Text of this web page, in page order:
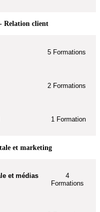
Relation client
5 Formations
2 Formations
1 Formation
et marketing
et médias
4
Formations